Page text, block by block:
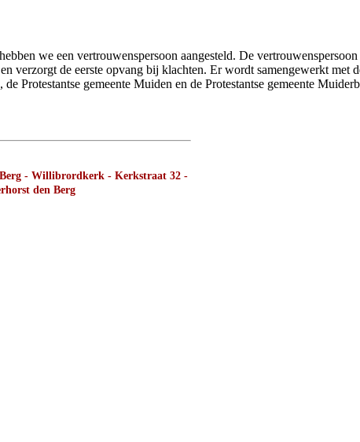
we een vertrouwenspersoon aangesteld. De
verzorgt de eerste opvang bij klachten. Er wordt samengewerkt met
Protestantse gemeente Muiden en de Protestantse gemeente
Berg - Willibrordkerk - Kerkstraat 32 -
den Berg